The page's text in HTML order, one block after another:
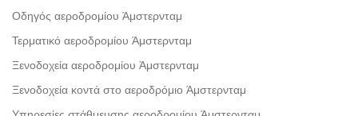
Οδηγός αεροδρομίου Άμστερνταμ
Τερματικό αεροδρομίου Άμστερνταμ
Ξενοδοχεία αεροδρομίου Άμστερνταμ
Ξενοδοχεία κοντά στο αεροδρόμιο Άμστερνταμ